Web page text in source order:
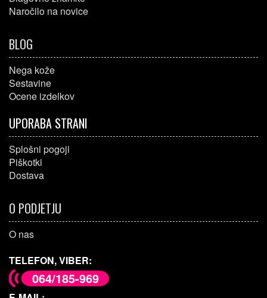
Naročilo na novice
BLOG
Nega kože
Sestavine
Ocene izdelkov
UPORABA STRANI
Splošni pogoji
Piškotki
Dostava
O PODJETJU
O nas
TELEFON, VIBER:
064/185-969